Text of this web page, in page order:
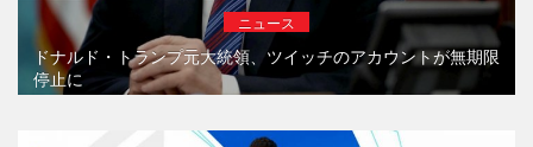
ニュース
ドナルド・トランプ元大統領、ツイッチのアカウントが無期限
停止に